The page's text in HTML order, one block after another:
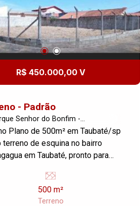
R$ 450.000,00 V
- Padrão
Senhor do Bonfim -
SP
Plano de 500m² em Taubaté/sp
terreno de esquina no bairro
em Taubaté, pronto para
sua visita com um de nossos
500 m²
Terreno